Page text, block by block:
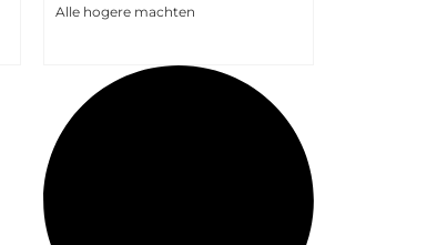
Alle hogere machten